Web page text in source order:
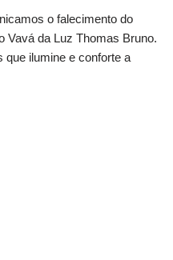
o falecimento do
Vavá da Luz Thomas Bruno.
que ilumine e conforte a